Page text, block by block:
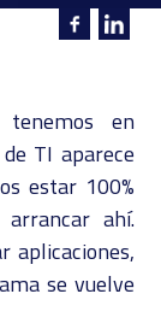
en
TI aparece
estar 100%
ahí.
aplicaciones,
se vuelve